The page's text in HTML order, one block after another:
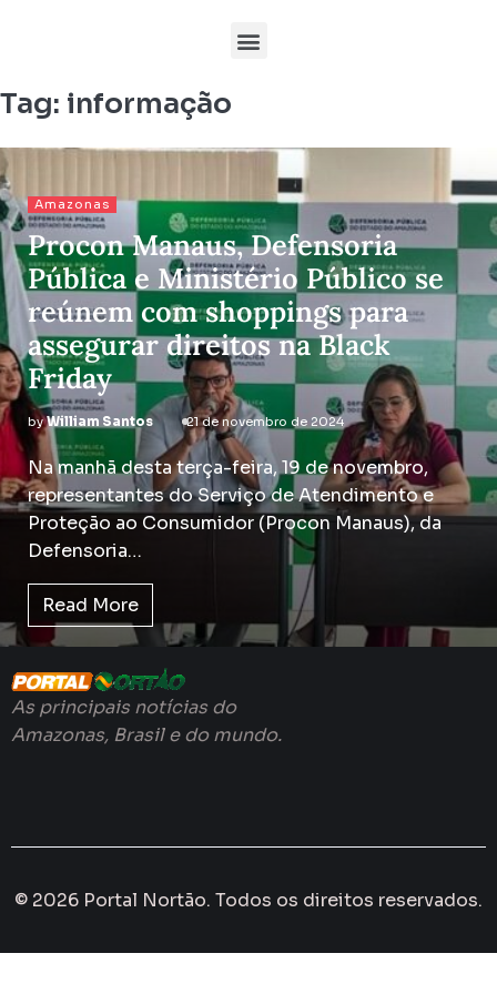
Tag: informação
Amazonas
Procon Manaus, Defensoria
Pública e Ministério Público se
reúnem com shoppings para
assegurar direitos na Black
Friday
byWilliam Santos 21 de novembro de 2024
Na manhã desta terça-feira, 19 de novembro,
representantes do Serviço de Atendimento e
Proteção ao Consumidor (Procon Manaus), da
Defensoria…
Read More
As principais notícias do
Amazonas, Brasil e do mundo.
© 2026 Portal Nortão. Todos os direitos reservados.